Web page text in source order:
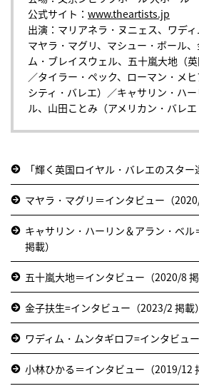
公式サイト： www.theartists.jp
出演：マリアネラ・ヌニェス、ワディ
マヤラ・マグリ、マシュー・ボール
ム・ブレイスウェル、五十嵐大地（英
／タイラー・ペック、ローマン・メ
シティ・バレエ）／キャサリン・ハ
ル、山田ことみ（アメリカン・バレエ
「輝く英国ロイヤル・バレエのスター
マヤラ・マグリ＝インタビュー（2020/
キャサリン・ハーリン＆アラン・ベ
掲載）
五十嵐大地＝インタビュー（2020/8 掲
金子扶生=インタビュー（2023/2 掲載）
ワディム・ムンタギロフ=インタビュ
小林ひかる＝インタビュー（2019/12